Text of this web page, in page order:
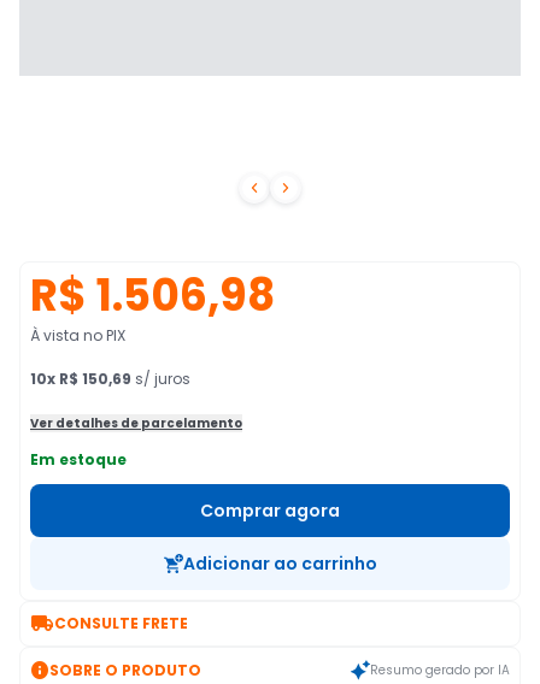
 
R$ 1.506,98
À vista no PIX
10x R$ 150,69 s/ juros
Ver detalhes de parcelamento
Em estoque
Comprar agora
Adicionar ao carrinho
CONSULTE FRETE
SOBRE O PRODUTO Resumo gerado por IA